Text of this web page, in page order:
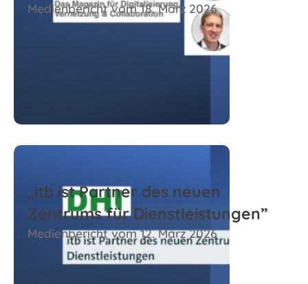
Medienbericht vom 18. März 2026
„itb ist Partner des neuen
Zentrums für Dienstleistungen”
Medienbericht vom 12. März 2026